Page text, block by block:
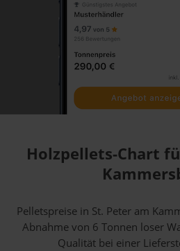
Holzpellets-Chart
Pelletspreise in St. Peter am
Abnahmevon 6 Tonnen loser
Qualität bei einer